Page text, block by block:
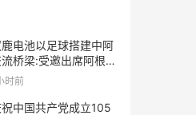
鹿电池以足球搭建中阿
桥梁:受邀出席阿根廷
赞助商招待会！
时前
祝中国共产党成立105